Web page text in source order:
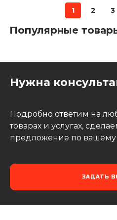
1 2 3
Популярные
Нужна
Подробно ответим на
товарах и услугах,
предложение по вашему
ЗАДАТЬ